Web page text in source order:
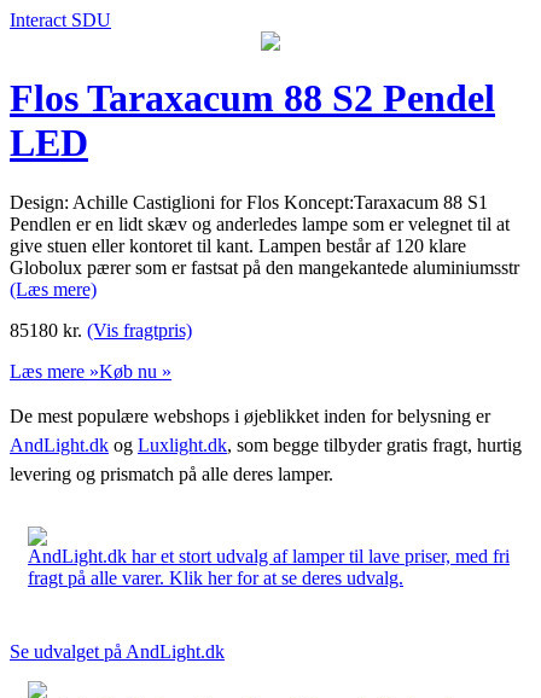
Interact SDU
Flos Taraxacum 88 S2 Pendel
LED
Design: Achille Castiglioni for Flos Koncept:Taraxacum 88 S1
Pendlen er en lidt skæv og anderledes lampe som er velegnet til at
give stuen eller kontoret til kant. Lampen består af 120 klare
Globolux pærer som er fastsat på den mangekantede aluminiumsstr
(Læs mere)
85180 kr. (Vis fragtpris)
Læs mere »Køb nu »
De mest populære webshops i øjeblikket inden for belysning er
AndLight.dk og Luxlight.dk, som begge tilbyder gratis fragt, hurtig
levering og prismatch på alle deres lamper.
AndLight.dk har et stort udvalg af lamper til lave priser, med fri
fragt på alle varer. Klik her for at se deres udvalg.
Se udvalget på AndLight.dk